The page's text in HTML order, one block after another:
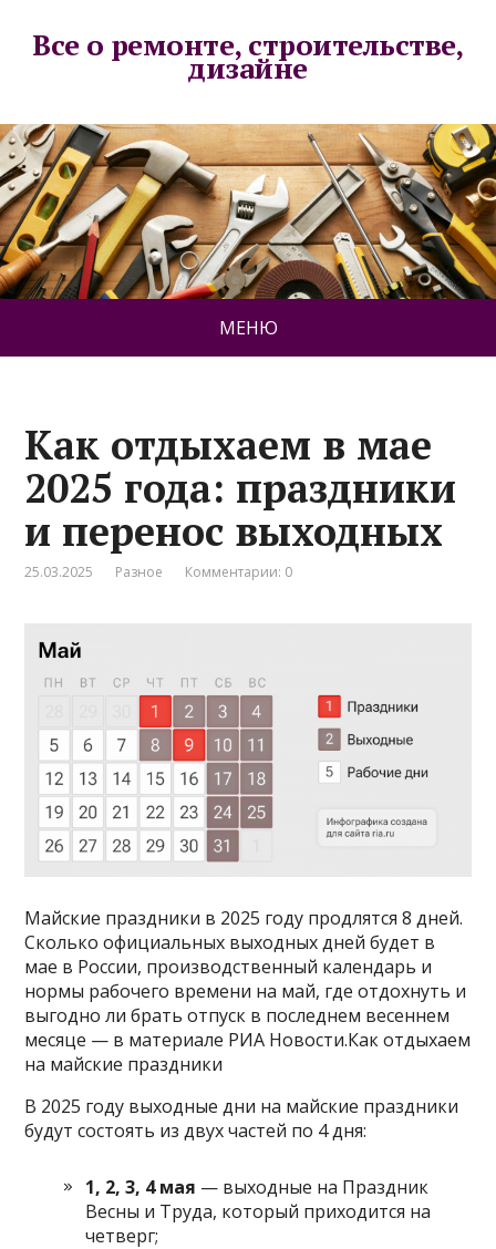
Все о ремонте, строительстве,
дизайне
МЕНЮ
Как отдыхаем в мае
2025 года: праздники
и перенос выходных
25.03.2025 Разное Комментарии: 0
Майские праздники в 2025 году продлятся 8 дней.
Сколько официальных выходных дней будет в
мае в России, производственный календарь и
нормы рабочего времени на май, где отдохнуть и
выгодно ли брать отпуск в последнем весеннем
месяце — в материале РИА Новости.Как отдыхаем
на майские праздники
В 2025 году выходные дни на майские праздники
будут состоять из двух частей по 4 дня:
1, 2, 3, 4 мая — выходные на Праздник
Весны и Труда, который приходится на
четверг;